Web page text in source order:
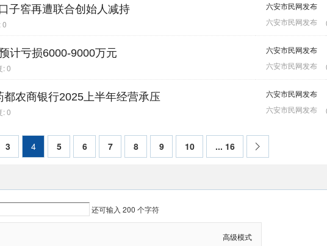
子窖再遭联合创始人减持
0
六安市民网发布
六安市民网发布
计亏损6000-9000万元
:0
六安市民网发布
六安市民网发布
农商银行2025上半年经营承压
:0
六安市民网发布
六安市民网发布
3 4 5 6 7 8 9 10 ... 16
下
一
还可输入 200 个字符
高级模式